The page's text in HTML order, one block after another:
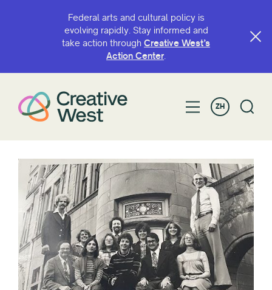
Federal arts and cultural policy is
evolving rapidly. Stay informed and
take action through Creative West’s
Action Center.
ZH